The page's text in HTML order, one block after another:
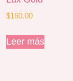
$160.00
Leer más